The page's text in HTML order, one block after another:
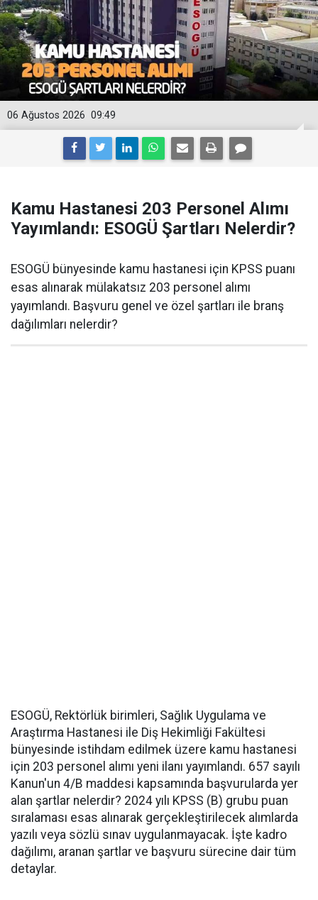
09:49
06 Ağustos 2026
Kamu Hastanesi 203 Personel Alımı
Yayımlandı: ESOGÜ Şartları Nelerdir?
ESOGÜ bünyesinde kamu hastanesi için KPSS puanı
esas alınarak mülakatsız 203 personel alımı
yayımlandı. Başvuru genel ve özel şartları ile branş
dağılımları nelerdir?
ESOGÜ, Rektörlük birimleri, Sağlık Uygulama ve
Araştırma Hastanesi ile Diş Hekimliği Fakültesi
bünyesinde istihdam edilmek üzere kamu hastanesi
için 203 personel alımı yeni ilanı yayımlandı. 657 sayılı
Kanun'un 4/B maddesi kapsamında başvurularda yer
alan şartlar nelerdir? 2024 yılı KPSS (B) grubu puan
sıralaması esas alınarak gerçekleştirilecek alımlarda
yazılı veya sözlü sınav uygulanmayacak. İşte kadro
dağılımı, aranan şartlar ve başvuru sürecine dair tüm
detaylar.